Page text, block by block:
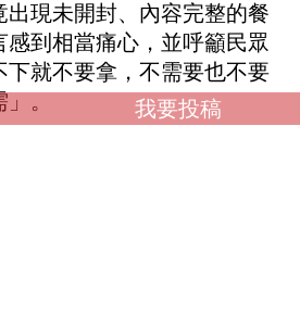
出現未開封、內容完整的餐
到相當痛心，並呼籲民眾
下就不要拿，不需要也不要
。
我要投稿